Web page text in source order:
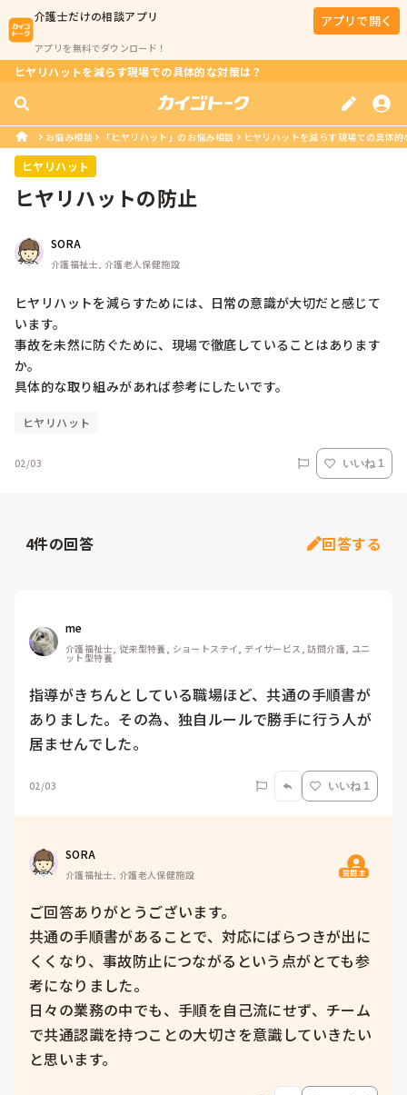
介護士だけの相談アプリ
アプリを無料でダウンロード！
アプリで開く
ヒヤリハットを減らす現場での具体的な対策は？
お悩み相談 「ヒヤリハット」のお悩み相談 ヒヤリハットを減らす現場での具体
ヒヤリハット
ヒヤリハットの防止
SORA
介護福祉士, 介護老人保健施設
ヒヤリハットを減らすためには、日常の意識が大切だと感じて
います。
事故を未然に防ぐために、現場で徹底していることはあります
か。
具体的な取り組みがあれば参考にしたいです。
ヒヤリハット
02/03 いいね 1
4件の回答 回答する
me
介護福祉士, 従来型特養, ショートステイ, デイサービス, 訪問介護, ユニ
ット型特養
指導がきちんとしている職場ほど、共通の手順書が
ありました。その為、独自ルールで勝手に行う人が
居ませんでした。
02/03 いいね 1
SORA
介護福祉士, 介護老人保健施設 質問主
ご回答ありがとうございます。
共通の手順書があることで、対応にばらつきが出に
くくなり、事故防止につながるという点がとても参
考になりました。
日々の業務の中でも、手順を自己流にせず、チーム
で共通認識を持つことの大切さを意識していきたい
と思います。